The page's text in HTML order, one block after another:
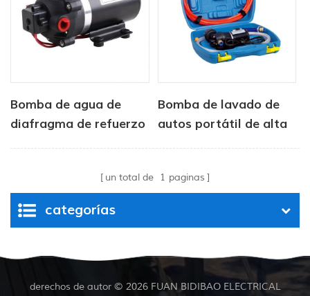
Bomba de agua de
diafragma de refuerzo
Bomba de lavado de
autos portátil de alta
un total de 1 paginas
categorías
derechos de autor © 2026 FUAN BIDIBAO ELECTRICAL